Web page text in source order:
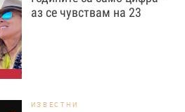
аз се чувствам на 23
ИЗВЕСТНИ